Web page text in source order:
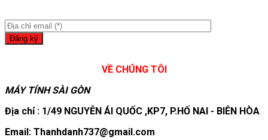
VỀ CHÚNG TÔI
MÁY TÍNH SÀI GÒN
Địa chỉ : 1/49 NGUYỄN ÁI QUỐC ,KP7, P.HỐ NAI - BIÊN HÒA
Email: Thanhdanh737@gmail.com